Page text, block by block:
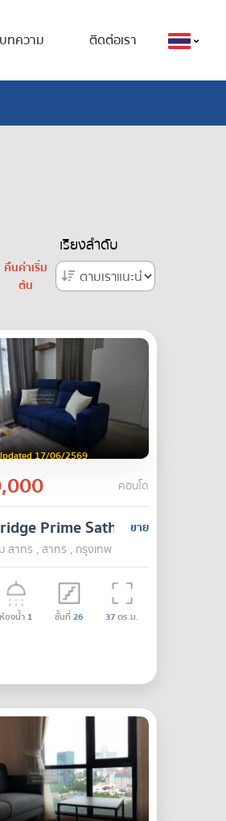
บทความ ติดต่อเรา
คืนค่าเริ่ม
ต้น
เรียงลำดับ
17/06/2569
คอนโด
ขาย
Prime Sathorn
สาทร , สาทร , กรุงเทพ
ห้องน้ำ 1 ชั้นที่26 37ตร.ม.